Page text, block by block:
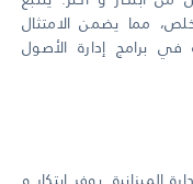
مما يضمن الامتثال
برامج إدارة الأصول